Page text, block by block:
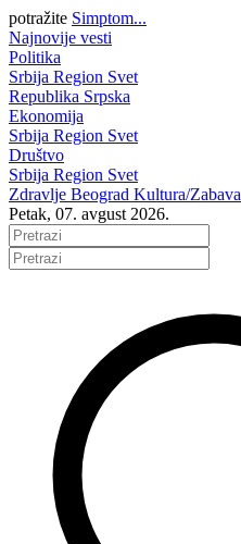
potražite Simptom...
Najnovije vesti
Politika
Srbija Region Svet
Republika Srpska
Ekonomija
Srbija Region Svet
Društvo
Srbija Region Svet
Zdravlje Beograd Kultura/Zabava
Petak, 07. avgust 2026.